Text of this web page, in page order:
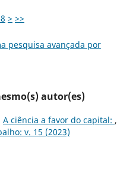
> >>
pesquisa avançada por
autor(es)
A ciência a favor do capital: ,
v. 15 (2023)